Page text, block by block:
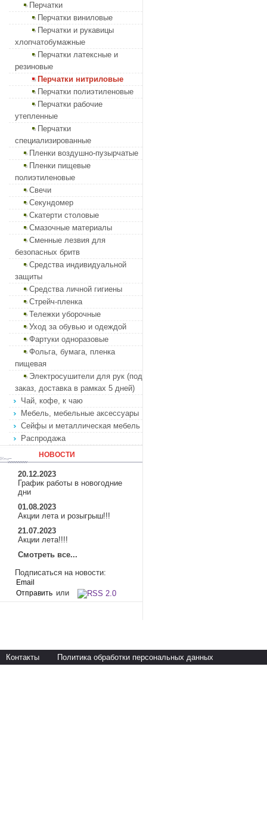
Перчатки
Перчатки виниловые
Перчатки и рукавицы
хлопчатобумажные
Перчатки латексные и
резиновые
Перчатки нитриловые
Перчатки полиэтиленовые
Перчатки рабочие
утепленные
Перчатки
специализированные
Пленки воздушно-пузырчатые
Пленки пищевые
полиэтиленовые
Свечи
Секундомер
Скатерти столовые
Смазочные материалы
Сменные лезвия для
безопасных бритв
Средства индивидуальной
защиты
Средства личной гигиены
Стрейч-пленка
Тележки уборочные
Уход за обувью и одеждой
Фартуки одноразовые
Фольга, бумага, пленка
пищевая
Электросушители для рук (под
заказ, доставка в рамках 5 дней)
Чай, кофе, к чаю
Мебель, мебельные аксессуары
Сейфы и металлическая мебель
Распродажа
НОВОСТИ
20.12.2023
График работы в новогодние
дни
01.08.2023
Акции лета и розыгрыш!!!
21.07.2023
Акции лета!!!!
Смотреть все...
Подписаться на новости:
или
Контакты Политика обработки персональных данных